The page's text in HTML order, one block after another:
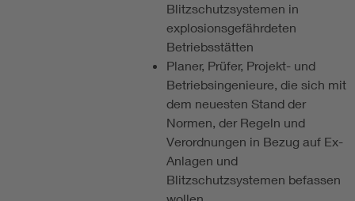
Blitzschutzsystemen in
explosionsgefährdeten
Betriebsstätten
Planer, Prüfer, Projekt- und
Betriebsingenieure, die sich mit
dem neuesten Stand der
Normen, der Regeln und
Verordnungen in Bezug auf Ex-
Anlagen und
Blitzschutzsystemen befassen